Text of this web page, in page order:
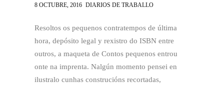
8 OCTUBRE, 2016 DIARIOS DE TRABALLO
Resoltos os pequenos contratempos de última
hora, depósito legal y rexistro do ISBN entre
outros, a maqueta de Contos pequenos entrou
onte na imprenta. Nalgún momento pensei en
ilustralo cunhas construcións recortadas,